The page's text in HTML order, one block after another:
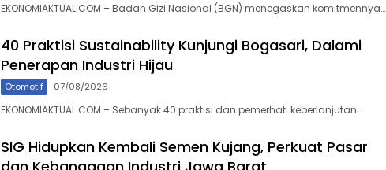
EKONOMIAKTUAL.COM – Badan Gizi Nasional (BGN) menegaskan komitmennya…
40 Praktisi Sustainability Kunjungi Bogasari, Dalami
Penerapan Industri Hijau
Otomotif 07/08/2026
EKONOMIAKTUAL.COM – Sebanyak 40 praktisi dan pemerhati keberlanjutan…
SIG Hidupkan Kembali Semen Kujang, Perkuat Pasar